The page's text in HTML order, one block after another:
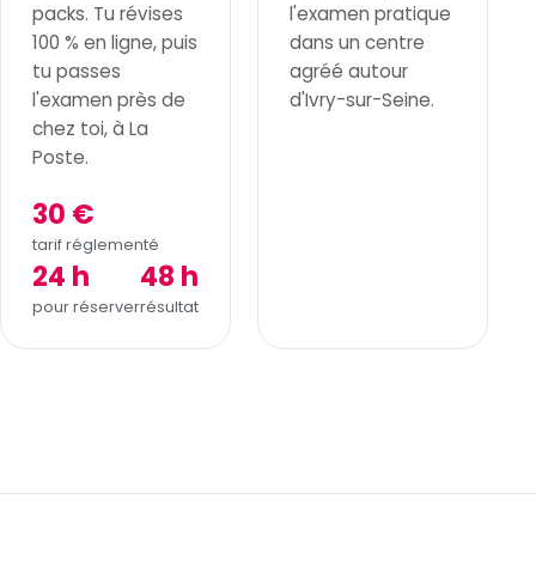
packs. Tu révises
100 % en ligne, puis
tu passes
l'examen près de
chez toi, à La
Poste.
30 €
tarif réglementé
24 h
pour réserver
48 h
résultat
l'examen pratique
dans un centre
agréé autour
d'Ivry-sur-Seine.